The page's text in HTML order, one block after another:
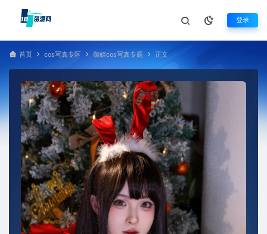
登录
首页 cos写真专区 御姐cos写真专题 正文